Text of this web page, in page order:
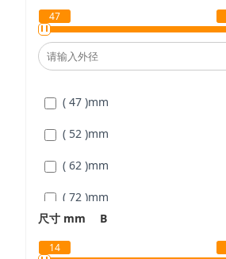
47
( 47 )mm
( 52 )mm
( 62 )mm
( 72 )mm
尺寸 mm
B
14